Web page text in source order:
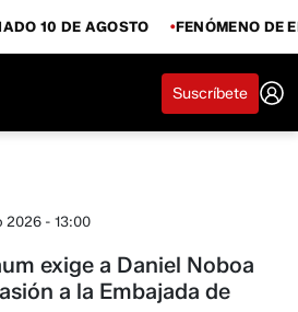
10 DE AGOSTO FENÓMENO DE
Suscríbete
2026 - 13:00
exige a Daniel Noboa
a la Embajada de